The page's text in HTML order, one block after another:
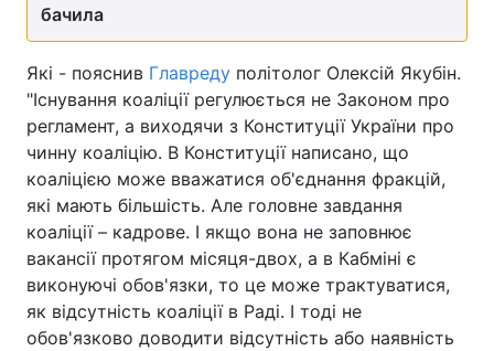
бачила
Які - пояснив Главреду політолог Олексій Якубін.
"Існування коаліції регулюється не Законом про
регламент, а виходячи з Конституції України про
чинну коаліцію. В Конституції написано, що
коаліцією може вважатися об'єднання фракцій,
які мають більшість. Але головне завдання
коаліції – кадрове. І якщо вона не заповнює
вакансії протягом місяця-двох, а в Кабміні є
виконуючі обов'язки, то це може трактуватися,
як відсутність коаліції в Раді. І тоді не
обов'язково доводити відсутність або наявність